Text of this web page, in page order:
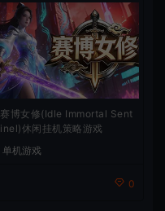
赛博女修(Idle Immortal Sent
inel)休闲挂机策略游戏
单机游戏
0